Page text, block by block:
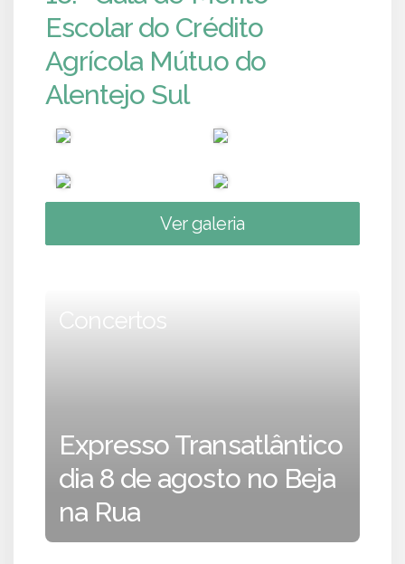
Escolar do Crédito
Agrícola Mútuo do
Alentejo Sul
Ver galeria
Concertos
Expresso Transatlântico
dia 8 de agosto no Beja
na Rua